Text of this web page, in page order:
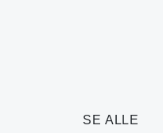
SE ALLE